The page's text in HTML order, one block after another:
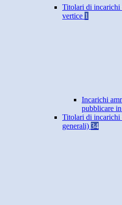
Titolari di
vertice 1
Incarichi
pubblicare
Titolari di
generali) 34